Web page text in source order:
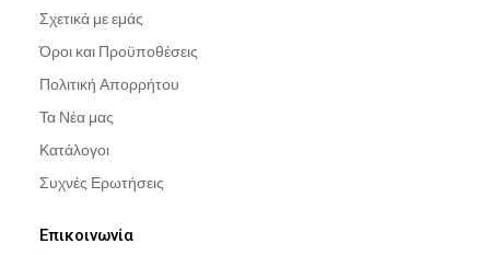
Σχετικά με εμάς
Όροι και Προϋποθέσεις
Πολιτική Απορρήτου
Τα Νέα μας
Κατάλογοι
Συχνές Ερωτήσεις
Επικοινωνία